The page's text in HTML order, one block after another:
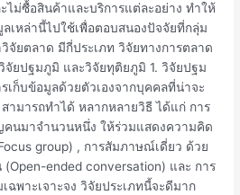
ไม่ซื้อสินค้าและบริการแต่ละอย่าง ทำให้
เหล่านี้ไปใช้เพื่อตอบสนองปัจจัยที่กลุ่ม
จัยตลาด มีกี่ประเภท วิจัยทางการตลาด
จัยปฐมภูมิ และวิจัยทุติยภูมิ 1. วิจัยปฐม
เก็บข้อมูลด้วยตัวเองจากบุคคลที่น่าจะ
ามารถทำได้ หลากหลายวิธี ได้แก่ การ
นมาจำนวนหนึ่ง ให้ร่วมแสดงความคิด
group) , การสัมภาษณ์เดี่ยว ด้วย
ended conversation) และ การ
พาะเจาะจง วิจัยประเภทนี้จะดีมาก